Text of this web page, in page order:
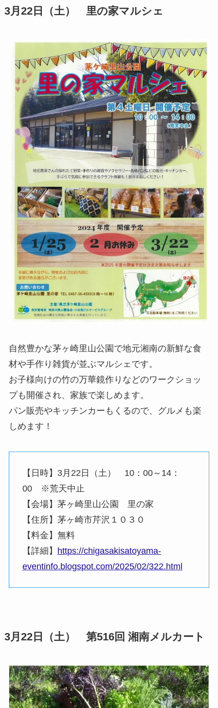
3月22日（土） 里の家マルシェ
自然豊かな茅ヶ崎里山公園で地元湘南の新鮮な食
材や手作り雑貨が並ぶマルシェです。
お子様向けの竹の万華鏡作りなどのワークショッ
プも開催され、家族で楽しめます。
パン販売やキッチンカーもくるので、グルメも楽
しめます！
【日時】3月22日（土） 10：00～14：
00 ※荒天中止
【会場】茅ヶ崎里山公園 里の家
【住所】茅ヶ崎市芹沢１０３０
【料金】無料
【詳細】
https://chigasakisatoyama-
eventinfo.blogspot.com/2025/02/322.html
3月22日（土） 第516回 湘南メルカート